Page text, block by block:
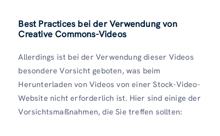
Best Practices bei der Verwendung von
Creative Commons-Videos
Allerdings ist bei der Verwendung dieser Videos
besondere Vorsicht geboten, was beim
Herunterladen von Videos von einer Stock-Video-
Website nicht erforderlich ist. Hier sind einige der
Vorsichtsmaßnahmen, die Sie treffen sollten: